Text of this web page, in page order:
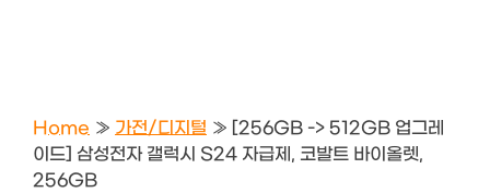
Home » 가전/디지털 » [256GB -> 512GB 업그레
이드] 삼성전자 갤럭시 S24 자급제, 코발트 바이올렛,
256GB